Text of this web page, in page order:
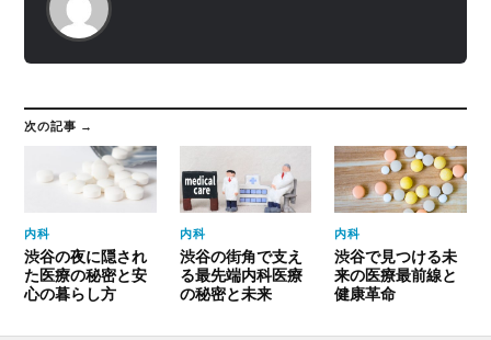
次の記事 →
内科
渋谷の夜に隠され
た医療の秘密と安
心の暮らし方
内科
渋谷の街角で支え
る最先端内科医療
の秘密と未来
内科
渋谷で見つける未
来の医療最前線と
健康革命